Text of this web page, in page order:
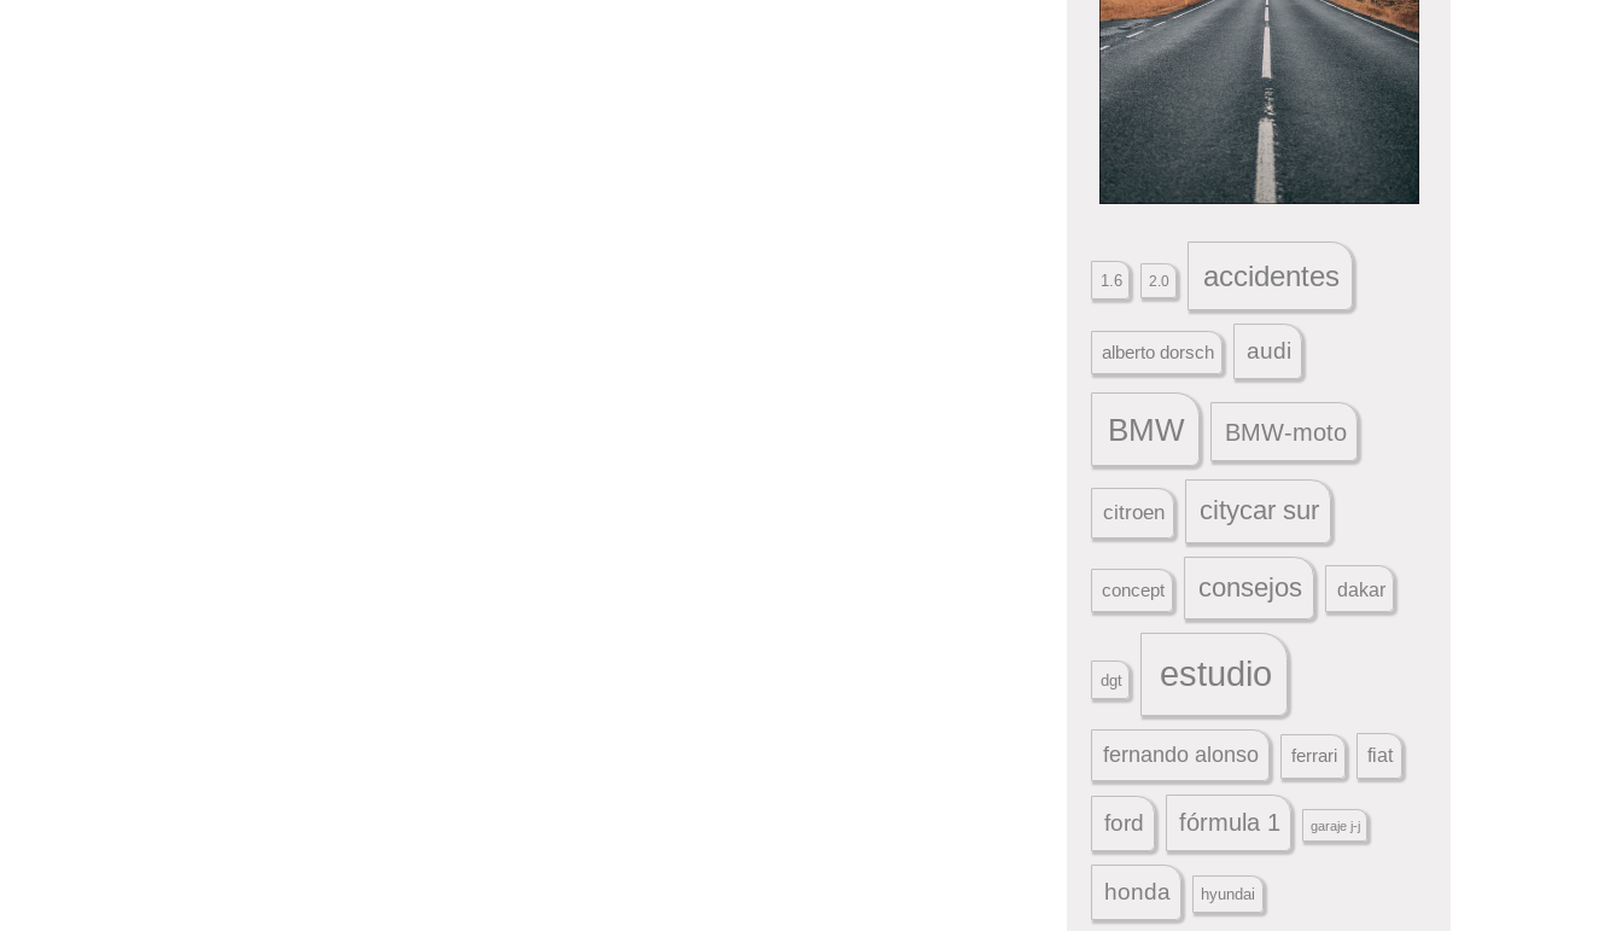
1.6 2.0 accidentes
alberto dorsch audi
BMW BMW-moto
citroen citycar sur
concept consejos dakar
dgt estudio
fernando alonso ferrari fiat
ford fórmula 1 garaje j-j
honda hyundai